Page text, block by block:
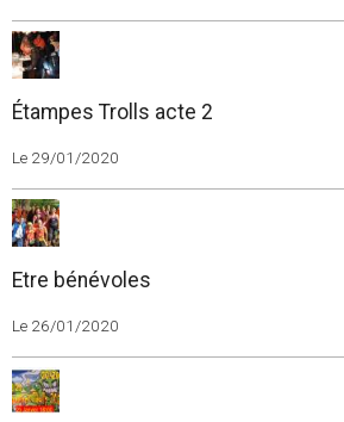
Étampes Trolls acte 2
Le 29/01/2020
Etre bénévoles
Le 26/01/2020